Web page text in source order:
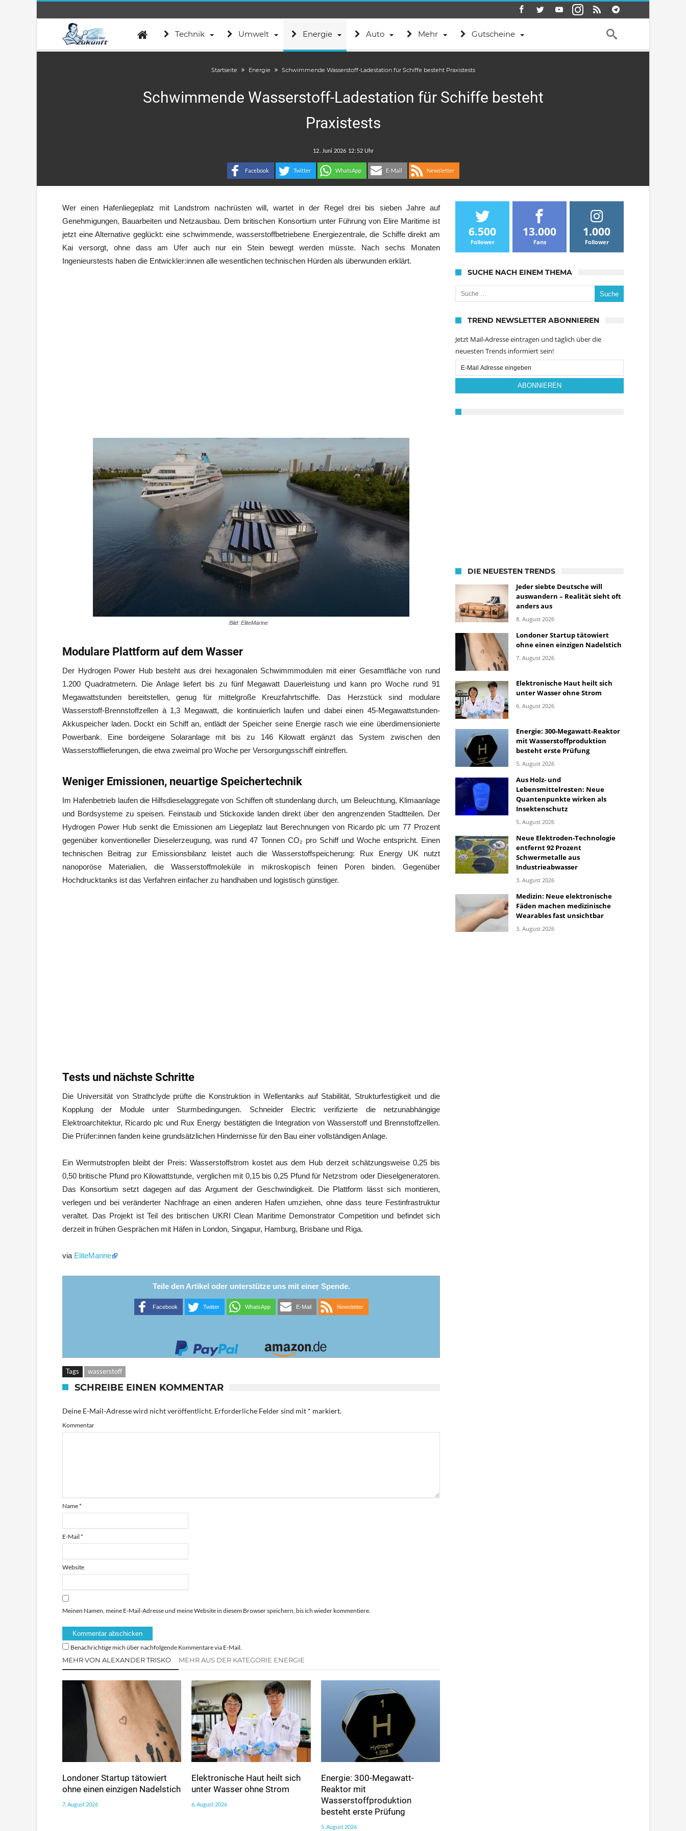
Technik Umwelt Energie Auto Mehr Gutscheine
Startseite Energie Schwimmende Wasserstoff-Ladestation für Schiffe besteht Praxistests
Schwimmende Wasserstoff-Ladestation für Schiffe besteht
Praxistests
:
Facebook Twitter WhatsApp E-Mail Newsletter
Wer einen Hafenliegeplatz mit Landstrom nachrüsten will, wartet in der Regel drei bis sieben Jahre auf
Genehmigungen, Bauarbeiten und Netzausbau. Dem britischen Konsortium unter Führung von Elire Maritime ist
jetzt eine Alternative geglückt: eine schwimmende, wasserstoffbetriebene Energiezentrale, die Schiffe direkt am
Kai versorgt, ohne dass am Ufer auch nur ein Stein bewegt werden müsste. Nach sechs Monaten
Ingenieurstests haben die Entwickler:innen alle wesentlichen technischen Hürden als überwunden erklärt.
Bild: EliteMarine
Modulare Plattform auf dem Wasser
Der Hydrogen Power Hub besteht aus drei hexagonalen Schwimmmodulen mit einer Gesamtfläche von rund
1.200 Quadratmetern. Die Anlage liefert bis zu fünf Megawatt Dauerleistung und kann pro Woche rund 91
Megawattstunden bereitstellen, genug für mittelgroße Kreuzfahrtschiffe. Das Herzstück sind modulare
Wasserstoff-Brennstoffzellen à 1,3 Megawatt, die kontinuierlich laufen und dabei einen 45-Megawattstunden-
Akkuspeicher laden. Dockt ein Schiff an, entlädt der Speicher seine Energie rasch wie eine überdimensionierte
Powerbank. Eine bordeigene Solaranlage mit bis zu 146 Kilowatt ergänzt das System zwischen den
Wasserstofflieferungen, die etwa zweimal pro Woche per Versorgungsschiff eintreffen.
Weniger Emissionen, neuartige Speichertechnik
Im Hafenbetrieb laufen die Hilfsdieselaggregate von Schiffen oft stundenlang durch, um Beleuchtung, Klimaanlage
und Bordsysteme zu speisen. Feinstaub und Stickoxide landen direkt über den angrenzenden Stadtteilen. Der
Hydrogen Power Hub senkt die Emissionen am Liegeplatz laut Berechnungen von Ricardo plc um 77 Prozent
gegenüber konventioneller Dieselerzeugung, was rund 47 Tonnen CO₂ pro Schiff und Woche entspricht. Einen
technischen Beitrag zur Emissionsbilanz leistet auch die Wasserstoffspeicherung: Rux Energy UK nutzt
nanoporöse Materialien, die Wasserstoffmoleküle in mikroskopisch feinen Poren binden. Gegenüber
Hochdrucktanks ist das Verfahren einfacher zu handhaben und logistisch günstiger.
Tests und nächste Schritte
Die Universität von Strathclyde prüfte die Konstruktion in Wellentanks auf Stabilität, Strukturfestigkeit und die
Kopplung der Module unter Sturmbedingungen. Schneider Electric verifizierte die netzunabhängige
Elektroarchitektur, Ricardo plc und Rux Energy bestätigten die Integration von Wasserstoff und Brennstoffzellen.
Die Prüfer:innen fanden keine grundsätzlichen Hindernisse für den Bau einer vollständigen Anlage.
Ein Wermutstropfen bleibt der Preis: Wasserstoffstrom kostet aus dem Hub derzeit schätzungsweise 0,25 bis
0,50 britische Pfund pro Kilowattstunde, verglichen mit 0,15 bis 0,25 Pfund für Netzstrom oder Dieselgeneratoren.
Das Konsortium setzt dagegen auf das Argument der Geschwindigkeit. Die Plattform lässt sich montieren,
verlegen und bei veränderter Nachfrage an einen anderen Hafen umziehen, ohne dass teure Festinfrastruktur
veraltet. Das Projekt ist Teil des britischen UKRI Clean Maritime Demonstrator Competition und befindet sich
derzeit in frühen Gesprächen mit Häfen in London, Singapur, Hamburg, Brisbane und Riga.
via EliteMarine
Teile den Artikel oder unterstütze uns mit einer Spende.
Facebook Twitter WhatsApp E-Mail Newsletter
Tags wasserstoff
SCHREIBE EINEN KOMMENTAR
Deine E-Mail-Adresse wird nicht veröffentlicht. Erforderliche Felder sind mit * markiert.
Kommentar
Name*
E-Mail *
Website
Meinen Namen, meine E-Mail-Adresse und meine Website in diesem Browser speichern, bis ich wieder kommentiere.
Benachrichtige mich über nachfolgende Kommentare via E-Mail.
MEHR VON ALEXANDER TRISKO MEHR AUS DER KATEGORIE ENERGIE
Londoner Startup tätowiert
ohne einen einzigen Nadelstich
7. August 2026
Elektronische Haut heilt sich
unter Wasser ohne Strom
6. August 2026
Energie: 300-Megawatt-
Reaktor mit
Wasserstoffproduktion
besteht erste Prüfung
5. August 2026
6.500
Follower
13.000
Fans
1.000
Follower
SUCHE NACH EINEM THEMA
Suche nach:
TREND NEWSLETTER ABONNIEREN
Jetzt Mail-Adresse eintragen und täglich über die
neuesten Trends informiert sein!
Email
Subscription
ABONNIEREN
DIE NEUESTEN TRENDS
Jeder siebte Deutsche will
auswandern – Realität sieht oft
anders aus
8. August 2026
Londoner Startup tätowiert
ohne einen einzigen Nadelstich
7. August 2026
Elektronische Haut heilt sich
unter Wasser ohne Strom
6. August 2026
Energie: 300-Megawatt-Reaktor
mit Wasserstoffproduktion
besteht erste Prüfung
5. August 2026
Aus Holz- und
Lebensmittelresten: Neue
Quantenpunkte wirken als
Insektenschutz
5. August 2026
Neue Elektroden-Technologie
entfernt 92 Prozent
Schwermetalle aus
Industrieabwasser
3. August 2026
Medizin: Neue elektronische
Fäden machen medizinische
Wearables fast unsichtbar
3. August 2026